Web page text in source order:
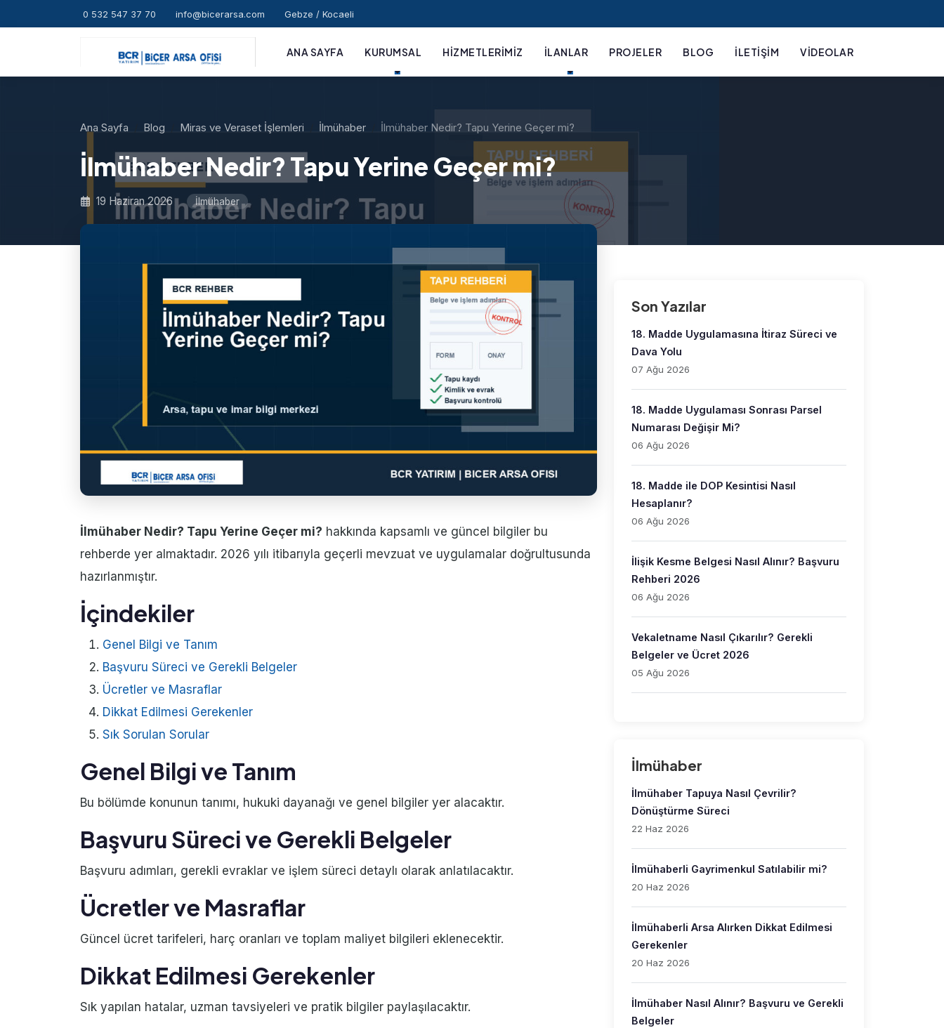
0 532 547 37 70 info@bicerarsa.com Gebze / Kocaeli
ANA SAYFA KURUMSAL HIZMETLERIMIZ İLANLAR PROJELER BLOG İLETIŞIM VIDEOLAR
Ana Sayfa Blog Miras ve Veraset İşlemleri İlmühaber İlmühaber Nedir? Tapu Yerine Geçer mi?
İlmühaber Nedir? Tapu Yerine Geçer mi?
19 Haziran 2026 İlmühaber
İlmühaber Nedir? Tapu Yerine Geçer mi? hakkında kapsamlı ve güncel bilgiler bu
rehberde yer almaktadır. 2026 yılı itibarıyla geçerli mevzuat ve uygulamalar doğrultusunda
hazırlanmıştır.
İçindekiler
Genel Bilgi ve Tanım
Başvuru Süreci ve Gerekli Belgeler
Ücretler ve Masraflar
Dikkat Edilmesi Gerekenler
Sık Sorulan Sorular
Genel Bilgi ve Tanım
Bu bölümde konunun tanımı, hukuki dayanağı ve genel bilgiler yer alacaktır.
Başvuru Süreci ve Gerekli Belgeler
Başvuru adımları, gerekli evraklar ve işlem süreci detaylı olarak anlatılacaktır.
Ücretler ve Masraflar
Güncel ücret tarifeleri, harç oranları ve toplam maliyet bilgileri eklenecektir.
Dikkat Edilmesi Gerekenler
Sık yapılan hatalar, uzman tavsiyeleri ve pratik bilgiler paylaşılacaktır.
Son Yazılar
18. Madde Uygulamasına İtiraz Süreci ve
Dava Yolu
07 Ağu 2026
18. Madde Uygulaması Sonrası Parsel
Numarası Değişir Mi?
06 Ağu 2026
18. Madde ile DOP Kesintisi Nasıl
Hesaplanır?
06 Ağu 2026
İlişik Kesme Belgesi Nasıl Alınır? Başvuru
Rehberi 2026
06 Ağu 2026
Vekaletname Nasıl Çıkarılır? Gerekli
Belgeler ve Ücret 2026
05 Ağu 2026
İlmühaber
İlmühaber Tapuya Nasıl Çevrilir?
Dönüştürme Süreci
22 Haz 2026
İlmühaberli Gayrimenkul Satılabilir mi?
20 Haz 2026
İlmühaberli Arsa Alırken Dikkat Edilmesi
Gerekenler
20 Haz 2026
İlmühaber Nasıl Alınır? Başvuru ve Gerekli
Belgeler